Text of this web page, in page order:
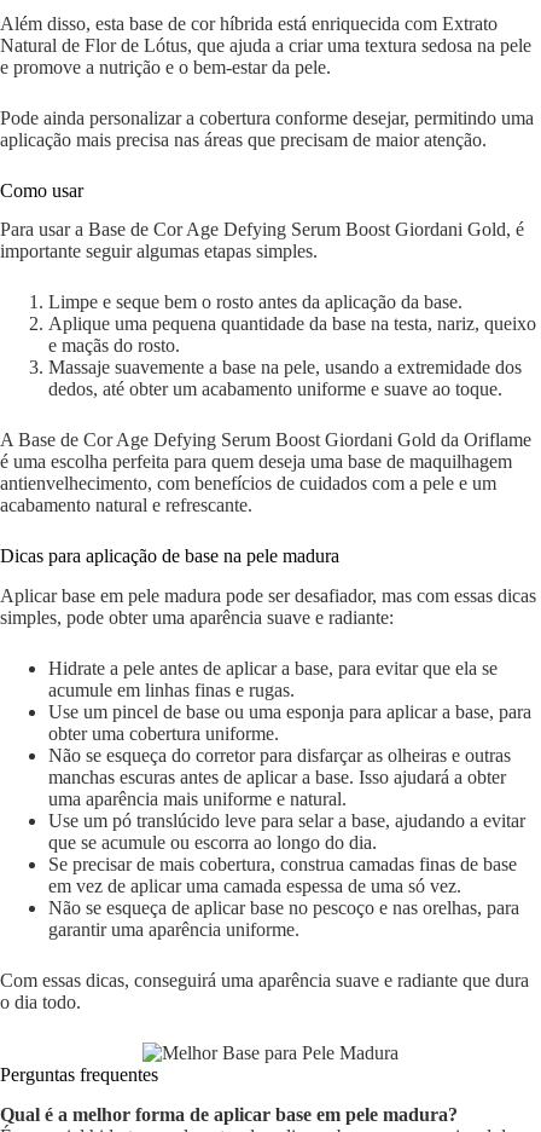
Além disso, esta base de cor híbrida está enriquecida com Extrato
Natural de Flor de Lótus, que ajuda a criar uma textura sedosa na pele
e promove a nutrição e o bem-estar da pele.
Pode ainda personalizar a cobertura conforme desejar, permitindo uma
aplicação mais precisa nas áreas que precisam de maior atenção.
Como usar
Para usar a Base de Cor Age Defying Serum Boost Giordani Gold, é
importante seguir algumas etapas simples.
Limpe e seque bem o rosto antes da aplicação da base.
Aplique uma pequena quantidade da base na testa, nariz, queixo
e maçãs do rosto.
Massaje suavemente a base na pele, usando a extremidade dos
dedos, até obter um acabamento uniforme e suave ao toque.
A Base de Cor Age Defying Serum Boost Giordani Gold da Oriflame
é uma escolha perfeita para quem deseja uma base de maquilhagem
antienvelhecimento, com benefícios de cuidados com a pele e um
acabamento natural e refrescante.
Dicas para aplicação de base na pele madura
Aplicar base em pele madura pode ser desafiador, mas com essas dicas
simples, pode obter uma aparência suave e radiante:
Hidrate a pele antes de aplicar a base, para evitar que ela se
acumule em linhas finas e rugas.
Use um pincel de base ou uma esponja para aplicar a base, para
obter uma cobertura uniforme.
Não se esqueça do corretor para disfarçar as olheiras e outras
manchas escuras antes de aplicar a base. Isso ajudará a obter
uma aparência mais uniforme e natural.
Use um pó translúcido leve para selar a base, ajudando a evitar
que se acumule ou escorra ao longo do dia.
Se precisar de mais cobertura, construa camadas finas de base
em vez de aplicar uma camada espessa de uma só vez.
Não se esqueça de aplicar base no pescoço e nas orelhas, para
garantir uma aparência uniforme.
Com essas dicas, conseguirá uma aparência suave e radiante que dura
o dia todo.
Perguntas frequentes
Qual é a melhor forma de aplicar base em pele madura?